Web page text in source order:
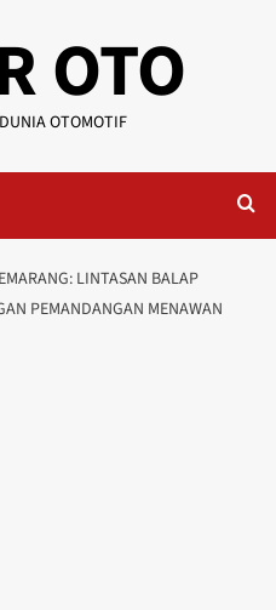
OTO
OTOMOTIF
LINTASAN BALAP
PEMANDANGAN MENAWAN